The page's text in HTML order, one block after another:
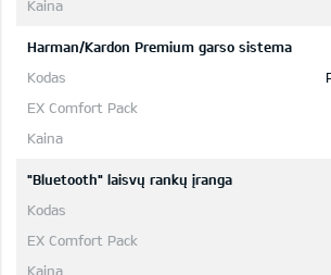
Harman/Kardon Premium garso sistema
"Bluetooth" laisvų rankų įranga